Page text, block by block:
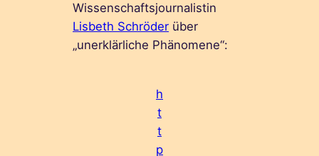
Wissenschaftsjournalistin
Lisbeth Schröder über
„unerklärliche Phänomene“:
h
t
t
p